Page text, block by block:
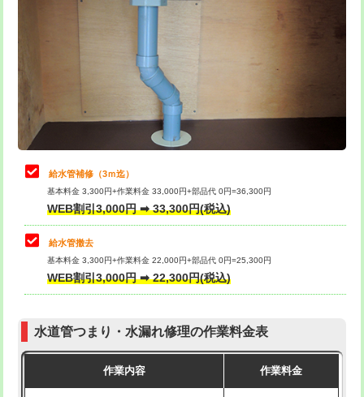
管・ポリ管・HT管使用/3ｍ超え)
排水管工事（土の掘削・埋め戻し作
11,000円~
排水管工事（排水管工事/3ｍまで） 55,000円
排水管工事（追加 排水管工事/3ｍ超
マス交換（土の掘削・埋め戻し作業）
マス交換（深さ50㎝未満）
マス交換（深さ50㎝以上）
コンクリート斫り（厚さ10㎝まで）
モルタル補修（厚さ10㎝超え） 38,500円
33,000円
8,800円
止水・漏水調査・防水処理・清掃・修
理・調整・分解・加工など（軽作業）
11,000円
止水・漏水調査・防水処理・清掃・修
理・調整・分解・加工など（中作業）
止水・漏水調査・防水処理・清掃・修
理・調整・分解・加工など（重作業）
33,000円
その他部品の脱着
交換・取付（タンク）
式）)
式・ワンホール）)
給水管補修（3ｍ迄）
基本料金 3,300円+作業料金 33,000円+部品代 0円=36,300円
WEB割引3,000円 ➡ 33,300円(税込)
給水管撤去
基本料金 3,300円+作業料金 22,000円+部品代 0円=25,300円
WEB割引3,000円 ➡ 22,300円(税込)
水道管つまり・水漏れ修理の作業料金表
作業内容 作業料金